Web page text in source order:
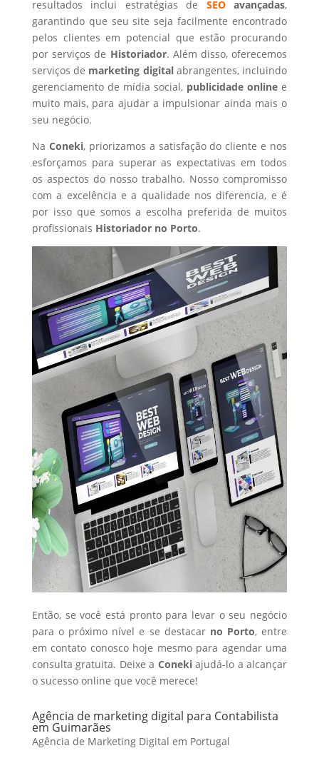
resultados inclui estratégias de SEOavançadas,
garantindo que seu site seja facilmente encontrado
pelos clientes em potencial que estão procurando
por serviços de Historiador. Além disso, oferecemos
serviços de marketing digital abrangentes, incluindo
gerenciamento de mídia social, publicidade online e
muito mais, para ajudar a impulsionar ainda mais o
seu negócio.
Na Coneki, priorizamos a satisfação do cliente e nos
esforçamos para superar as expectativas em todos
os aspectos do nosso trabalho. Nosso compromisso
com a excelência e a qualidade nos diferencia, e é
por isso que somos a escolha preferida de muitos
profissionais Historiadorno Porto.
Então, se você está pronto para levar o seu negócio
para o próximo nível e se destacar no Porto, entre
em contato conosco hoje mesmo para agendar uma
consulta gratuita. Deixe a Conekiajudá-lo a alcançar
o sucesso online que você merece!
Agência de marketing digital para Contabilista
em Guimarães
Agência de Marketing Digital em Portugal